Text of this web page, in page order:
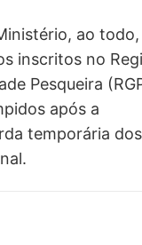
ao todo,
inscritos no
Pesqueira
após a
temporária dos